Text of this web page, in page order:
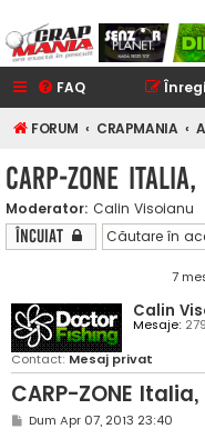
FAQ
FORUM CRAPMANIA
CARP-ZONE
Moderator: Calin Visoianu
Încuiat
7
Calin
Mesaje: 279
Contact: Mesaj privat
CARP-ZONE
M
Dum Apr 07, 2013 23:40